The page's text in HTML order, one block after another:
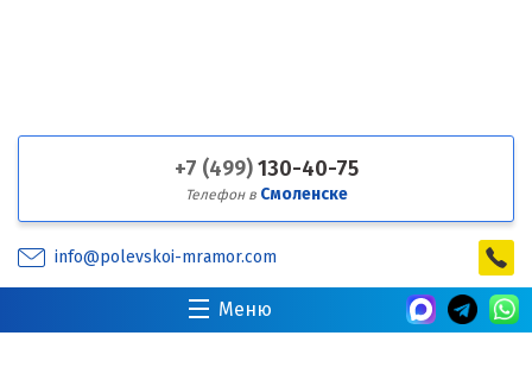
+7 (499)130-40-75
Телефон в Смоленске
info@polevskoi-mramor.com
Меню